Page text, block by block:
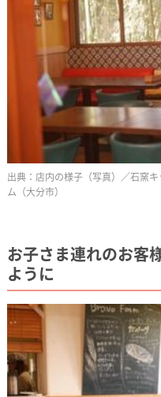
店内の様子（写真）／石窯
ム（大分市）
お子さま連れのお客
ように